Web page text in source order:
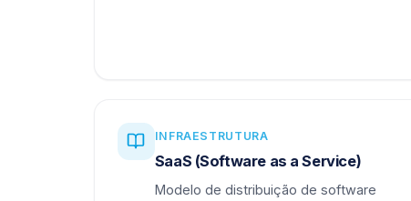
INFRAESTRUTURA
SaaS (Software as a Service)
Modelo de distribuição de software